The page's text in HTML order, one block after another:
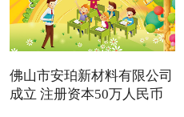
佛山市安珀新材料有限公司
成立 注册资本50万人民币